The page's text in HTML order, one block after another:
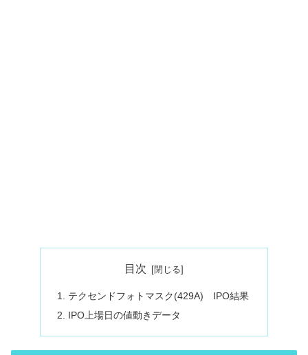
目次
テクセンドフォトマスク(429A) IPO結果
IPO上場日の値動きデータ